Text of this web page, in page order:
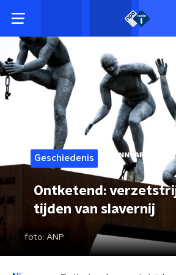
Geschiedenis
Ontketend:
tijden van slavernij
foto: ANP